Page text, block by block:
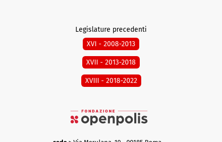
Legislature precedenti
XVI - 2008-2013
XVII - 2013-2018
XVIII - 2018-2022